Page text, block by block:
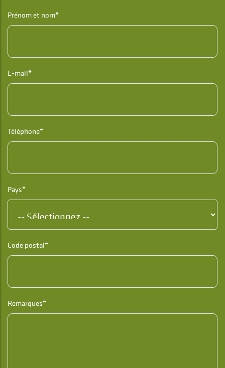
Prénom et nom*
E-mail*
Téléphone*
Pays*
Code postal*
Remarques*